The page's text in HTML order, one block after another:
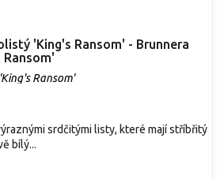
'King's Ransom' - Brunnera
Ransom'
srdčitými listy, které mají stříbřitý
bílý...